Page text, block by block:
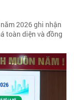
2026 ghi nhận
toàn diện và đồng